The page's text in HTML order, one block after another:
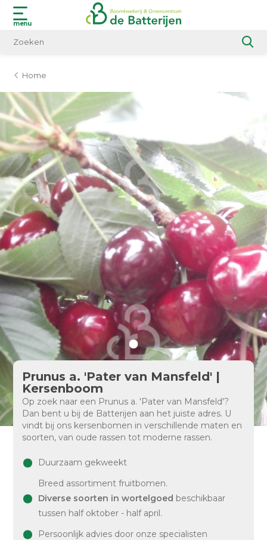
menu
Home
Prunus a. 'Pater van Mansfeld' |
Kersenboom
Op zoek naar een Prunus a. 'Pater van Mansfeld'?
Dan bent u bij de Batterijen aan het juiste adres. U
vindt bij ons kersenbomen in verschillende maten en
soorten, van oude rassen tot moderne rassen.
Duurzaam gekweekt
Breed assortiment fruitbomen.
Diverse soorten in wortelgoed beschikbaar
tussen half oktober - half april.
Persoonlijk advies door onze specialisten